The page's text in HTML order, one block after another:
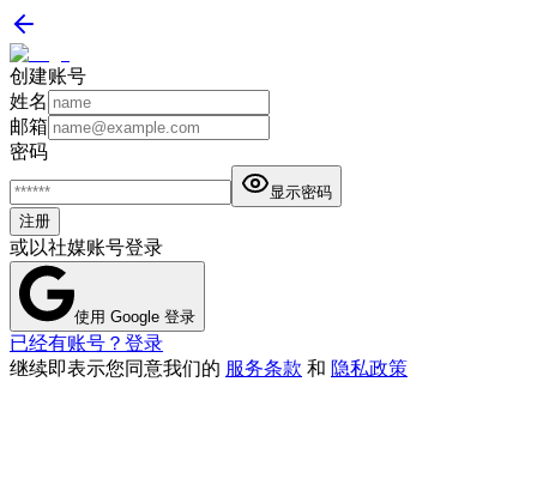
创建账号
姓名
邮箱
密码
显示密码
注册
或以社媒账号登录
使用 Google 登录
已经有账号？登录
继续即表示您同意我们的 服务条款 和 隐私政策